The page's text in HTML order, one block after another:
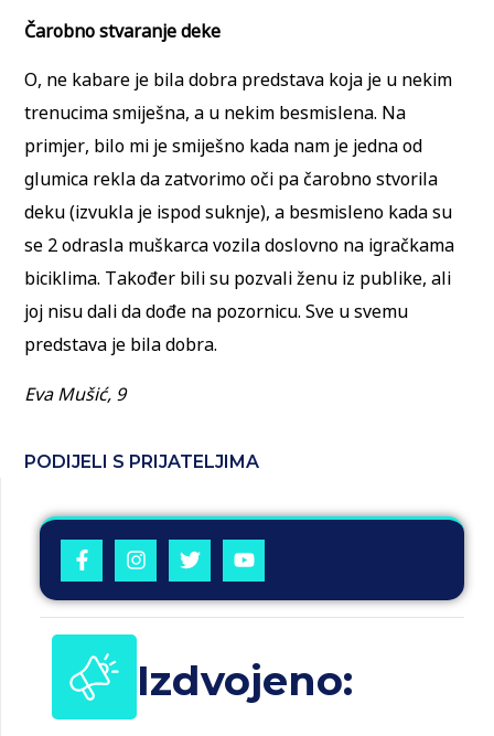
Čarobno stvaranje deke
O, ne kabare je bila dobra predstava koja je u nekim
trenucima smiješna, a u nekim besmislena. Na
primjer, bilo mi je smiješno kada nam je jedna od
glumica rekla da zatvorimo oči pa čarobno stvorila
deku (izvukla je ispod suknje), a besmisleno kada su
se 2 odrasla muškarca vozila doslovno na igračkama
biciklima. Također bili su pozvali ženu iz publike, ali
joj nisu dali da dođe na pozornicu. Sve u svemu
predstava je bila dobra.
Eva Mušić, 9
PODIJELI S PRIJATELJIMA
Izdvojeno: